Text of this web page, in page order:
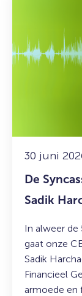
30 juni
De
Sadik
In alweer de
gaat onze
Sadik
Financieel
armoede en
Syncasso
Podcast
Sadik
Harchaoui